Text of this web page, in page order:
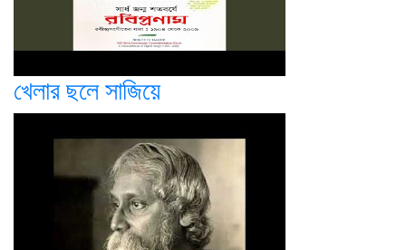
খেলার ছলে সাজিয়ে